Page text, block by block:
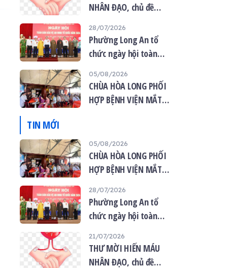
NHÂN ĐẠO, chủ đề
mùa Vu lan”
28/07/2026
Phường Long An tổ
chức ngày hội toàn
quốc năm 2026
05/08/2026
CHÙA HÒA LONG PHỐI
HỢP BỆNH VIỆN MẮT
NGƯỜI DÂN
TIN MỚI
05/08/2026
CHÙA HÒA LONG PHỐI
HỢP BỆNH VIỆN MẮT
MẮT MIỄN PHÍ CHO 120
NGƯỜI DÂN
28/07/2026
Phường Long An tổ
chức ngày hội toàn
quốc năm 2026
21/07/2026
THƯ MỜI HIẾN MÁU
NHÂN ĐẠO, chủ đề